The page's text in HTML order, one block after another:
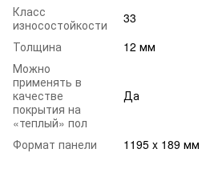
Класс
износостойкости
33
Толщина
12 мм
Можно
применять в
качестве
покрытия на
«теплый» пол
Да
Формат панели 1195 x 189 мм